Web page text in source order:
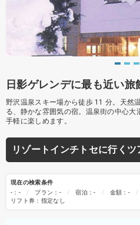
日影ゲレンデに最も近い旅
野沢温泉スキー場から徒歩 11 分。天然
る、静かな雰囲気の宿。温泉街の中心
手軽に楽しめます。
リゾートインチトセに行くツ
現在の検索条件
-：-
プラン：- 宿泊：- 金額：-
リフト券：指定なし